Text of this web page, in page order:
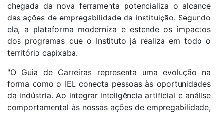
chegada da nova ferramenta potencializa o alcance
das ações de empregabilidade da instituição. Segundo
ela, a plataforma moderniza e estende os impactos
dos programas que o Instituto já realiza em todo o
território capixaba.
"O Guia de Carreiras representa uma evolução na
forma como o IEL conecta pessoas às oportunidades
da indústria. Ao integrar inteligência artificial e análise
comportamental às nossas ações de empregabilidade,